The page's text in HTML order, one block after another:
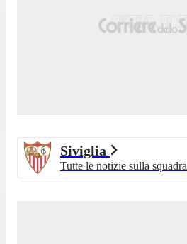
Siviglia
Tutte le notizie sulla squadra